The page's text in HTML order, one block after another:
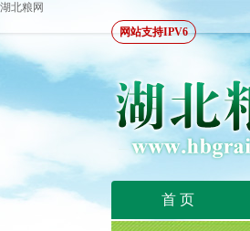
湖北粮网
网站支持IPV6
首 页